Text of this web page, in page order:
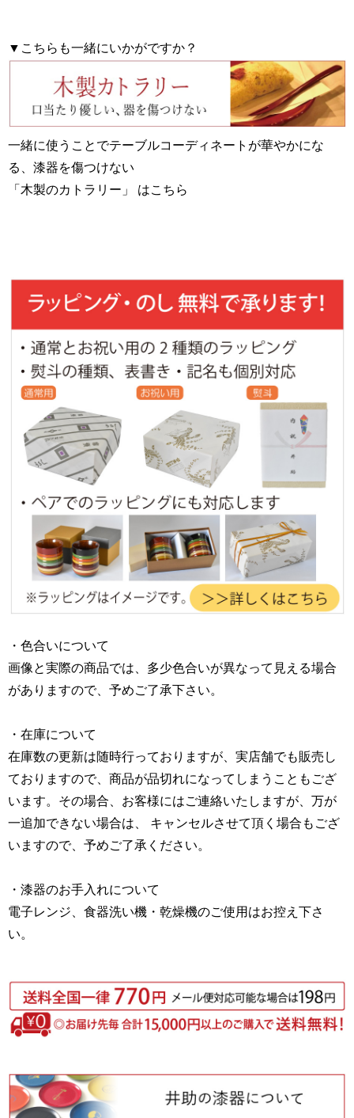
▼こちらも一緒にいかがですか？
一緒に使うことでテーブルコーディネートが華やかにな
る、漆器を傷つけない
「木製のカトラリー」 はこちら
・色合いについて
画像と実際の商品では、多少色合いが異なって見える場合
がありますので、予めご了承下さい。
・在庫について
在庫数の更新は随時行っておりますが、実店舗でも販売し
ておりますので、商品が品切れになってしまうこともござ
います。その場合、お客様にはご連絡いたしますが、万が
一追加できない場合は、 キャンセルさせて頂く場合もござ
いますので、予めご了承ください。
・漆器のお手入れについて
電子レンジ、食器洗い機・乾燥機のご使用はお控え下さ
い。